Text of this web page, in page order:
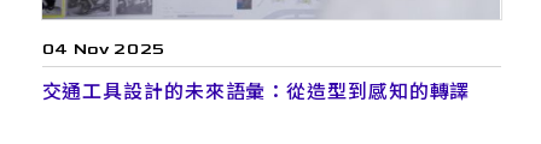
04 Nov 2025
交通工具設計的未來語彙：從造型到感知的轉譯